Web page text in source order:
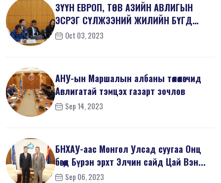
ЗҮҮН ЕВРОП, ТӨВ АЗИЙН АВЛИГЫН
ЭСРЭГ СҮЛЖЭЭНИЙ ЖИЛИЙН БҮГД
ХУРАЛД ОРОЛЦ...
Oct 03, 2023
АНУ-ын Маршалын албаны төлөөлөгчид
Авлигатай тэмцэх газарт зочлов
Sep 14, 2023
БНХАУ-аас Монгол Улсад суугаа Онц
бөгөөд Бүрэн эрхт Элчин сайд Цай Вэн...
Sep 06, 2023